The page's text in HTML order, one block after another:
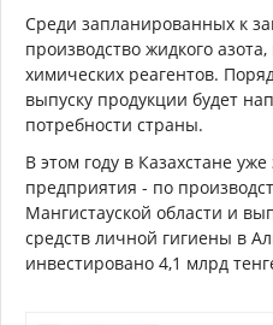
Среди запланированных к
производство жидкого
химических реагентов.
выпуску продукции будет
потребности страны.
В этом году в Казахстане
предприятия - по
Мангистауской области и
средств личной гигиены в
инвестировано 4,1 млрд